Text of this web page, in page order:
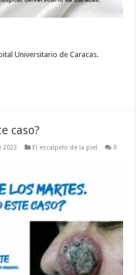
Universitario de Caracas.
caso?
2023 El escalpelo de la piel
0